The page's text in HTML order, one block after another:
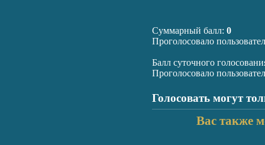
Суммарный балл: 0
Проголосовало
Балл суточного
Проголосовало
Голосовать могут
Вас также